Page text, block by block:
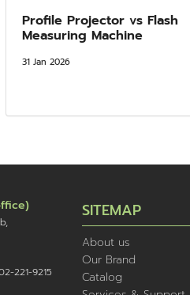
Profile Projector vs Flash
Measuring Machine
31 Jan 2026
221-9215
SITEMAP
About us
Our Brand
Catalog